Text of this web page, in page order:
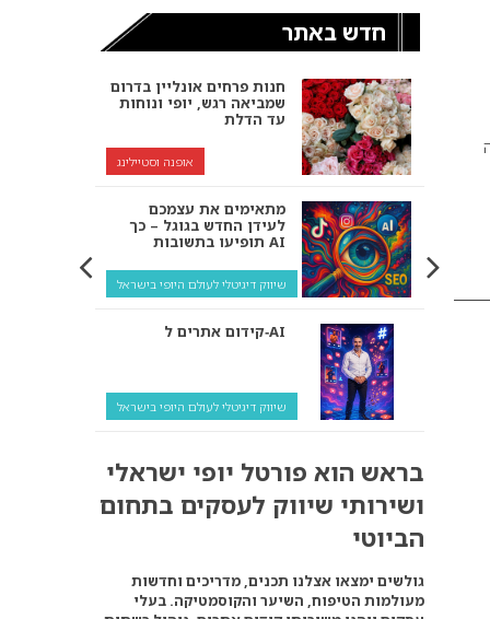
חדש באתר
חנות פרחים אונליין בדרום
שמביאה רגש, יופי ונוחות
עד הדלת
אופנה וסטיילינג
מתאימים את עצמכם
לעידן החדש בגוגל – כך
תופיעו בתשובות AI
שיווק דיגיטלי לעולם היופי בישראל
קידום אתרים ל‑AI
שיווק דיגיטלי לעולם היופי בישראל
ולמה העסק שלך צריך
להתאים את עצמו אליהם?
קידום ל‑AI לעומת קידום
רגיל: איפה הכסף נמצא
באמת?
בראש הוא פורטל יופי ישראלי
ושירותי שיווק לעסקים בתחום
הביוטי
גולשים ימצאו אצלנו תכנים, מדריכים וחדשות
מעולמות הטיפוח, השיער והקוסמטיקה. בעלי